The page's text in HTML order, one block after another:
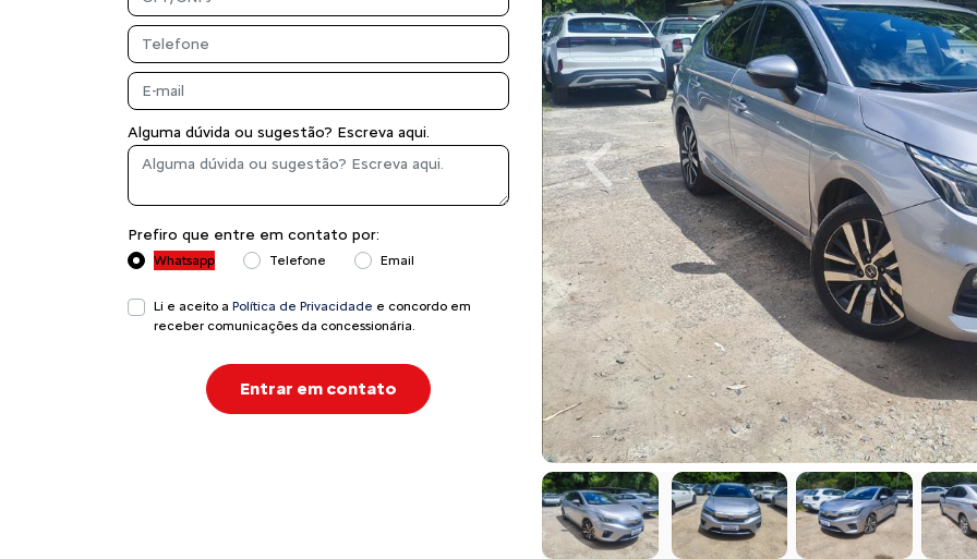
Previous
Alguma dúvida ou sugestão? Escreva aqui.
Prefiro que entre em contato por:
Whatsapp Telefone Email
Li e aceito a Política de Privacidade e concordo em
receber comunicações da concessionária.
Entrar em contato